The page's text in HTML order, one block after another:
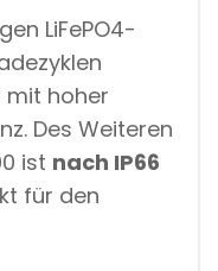
LiFePO4-
mit hoher
Des Weiteren
ist nach IP66
für den